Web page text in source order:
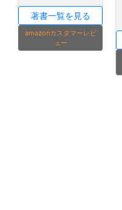
著書一覧を見る
amazonカスタマーレビ
ュー